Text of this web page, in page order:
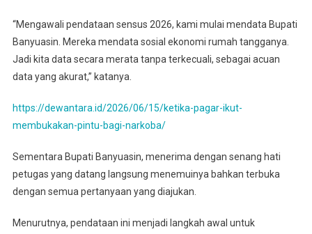
“Mengawali pendataan sensus 2026, kami mulai mendata Bupati
Banyuasin. Mereka mendata sosial ekonomi rumah tangganya.
Jadi kita data secara merata tanpa terkecuali, sebagai acuan
data yang akurat,” katanya.
https://dewantara.id/2026/06/15/ketika-pagar-ikut-
membukakan-pintu-bagi-narkoba/
‎‎Sementara Bupati Banyuasin, menerima dengan senang hati
petugas yang datang langsung menemuinya bahkan terbuka
dengan semua pertanyaan yang diajukan.‎‎
Menurutnya, pendataan ini menjadi langkah awal untuk